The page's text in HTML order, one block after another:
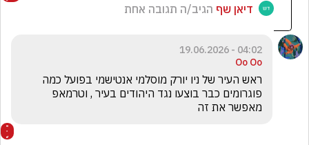
דיאן שף הגיב/ה תגובה אחת
04:02 - 19.06.2026
Oo Oo
מאפשר את זה